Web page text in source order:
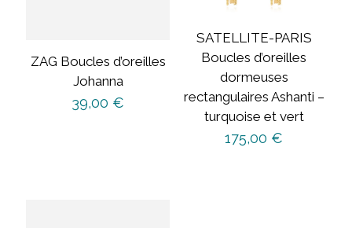
ZAG Boucles d’oreilles
Johanna
39,00 €
SATELLITE-PARIS
Boucles d’oreilles
dormeuses
rectangulaires Ashanti –
turquoise et vert
175,00 €